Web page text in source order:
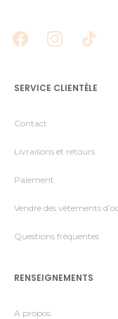
SERVICE CLIENTÈLE
Contact
Livraisons et retours
Paiement
Vendre des vêtements
Questions fréquentes
RENSEIGNEMENTS
A propos